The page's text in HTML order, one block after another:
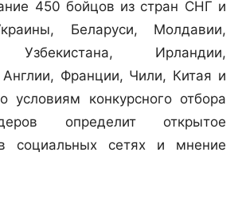
450 бойцов из стран СНГ и
Беларуси, Молдавии,
Узбекистана, Ирландии,
Франции, Чили, Китая и
условиям конкурсного отбора
определит открытое
социальных сетях и мнение